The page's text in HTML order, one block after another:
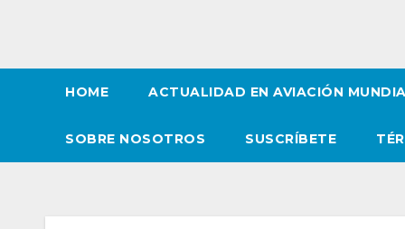
HOME ACTUALIDAD EN AVIACIÓN
SOBRE NOSOTROS SUSCRÍBETE